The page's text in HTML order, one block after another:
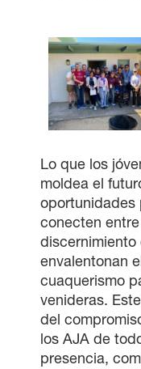
Lo que los
moldea el
oportunidades
conecten
envalentonan
cuaquerismo
venideras.
del
los AJA de
presencia,